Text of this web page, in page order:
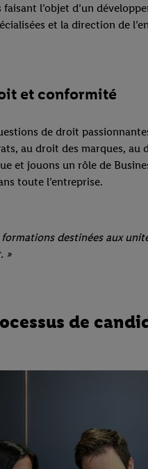
l’objet d’un
et la direction de
et conformité
de droit
au droit des marques,
et jouons un rôle de
toute l’entreprise.
formations destinées aux
»
de